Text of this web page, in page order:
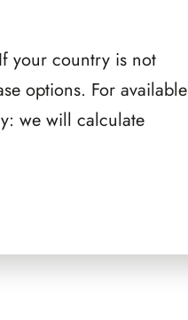
PAGINE 3
your country is not
options. For available
we will calculate